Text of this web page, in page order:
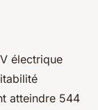
électrique
atteindre 544